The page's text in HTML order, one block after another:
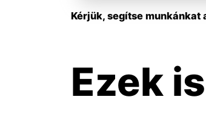
Kérjük, segítse
Ezek